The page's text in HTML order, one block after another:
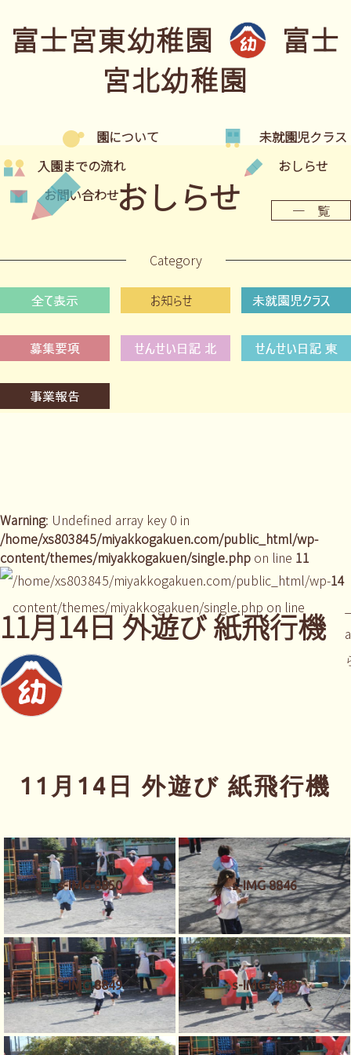
富士宮東幼稚園
富士
宮北幼稚園
園について
未就園児クラス
入園までの流れ
おしらせ
お問い合わせおしらせ 一 覧
Category
Warning: Undefined array key 0 in
/home/xs803845/miyakkogakuen.com/public_html/wp-
content/themes/miyakkogakuen/single.php on line 11
/home/xs803845/miyakkogakuen.com/public_html/wp-
content/themes/miyakkogakuen/single.php on line
14
11月14日 外遊び 紙飛行機
11月14日 外遊び 紙飛行機
s-IMG 8850 s-IMG 8846
s-IMG 8849 s-IMG 8848